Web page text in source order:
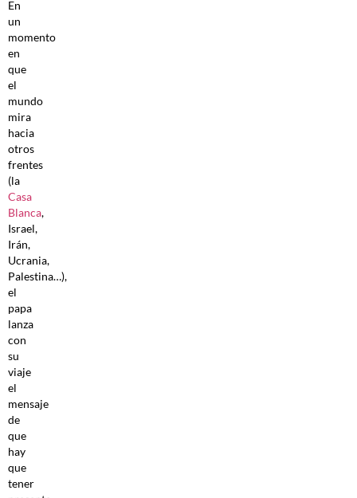
En
un
momento
en
que
el
mundo
mira
hacia
otros
frentes
(la
Casa
Blanca,
Israel,
Irán,
Ucrania,
Palestina…),
el
papa
lanza
con
su
viaje
el
mensaje
de
que
hay
que
tener